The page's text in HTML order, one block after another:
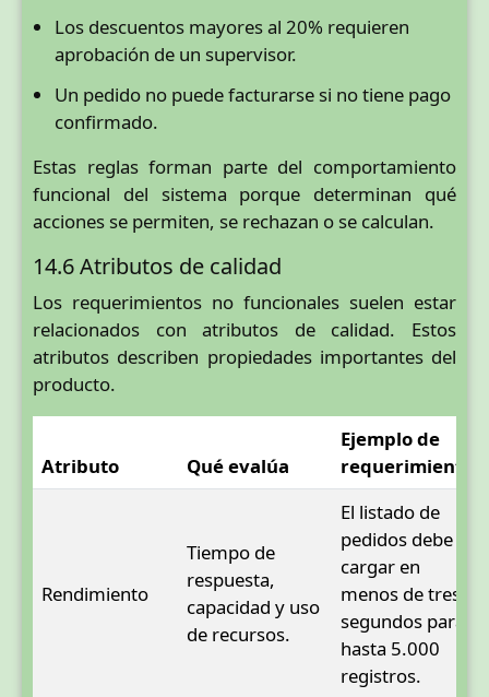
Los descuentos mayores al 20% requieren
aprobación de un supervisor.
Un pedido no puede facturarse si no tiene pago
confirmado.
Estas reglas forman parte del comportamiento
funcional del sistema porque determinan qué
acciones se permiten, se rechazan o se calculan.
14.6 Atributos de calidad
Los requerimientos no funcionales suelen estar
relacionados con atributos de calidad. Estos
atributos describen propiedades importantes del
producto.
Atributo Qué evalúa
Ejemplo de
requerimiento
Rendimiento
Tiempo de
respuesta,
capacidad y uso
de recursos.
El listado de
pedidos debe
cargar en
menos de tres
segundos para
hasta 5.000
registros.